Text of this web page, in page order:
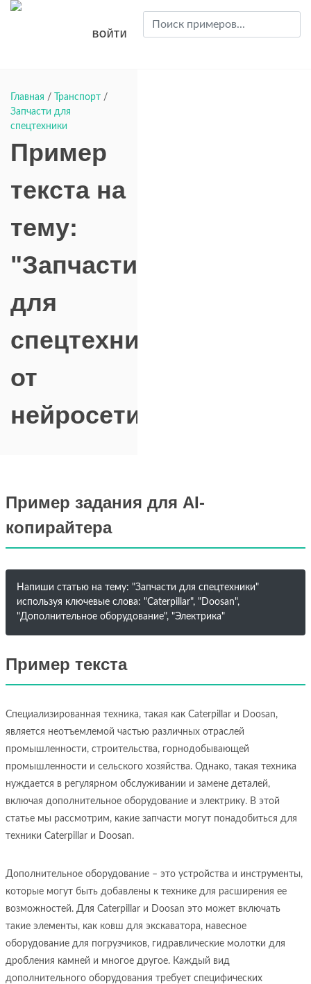
ВОЙТИ
Главная / Транспорт /
Запчасти для
спецтехники
Пример
текста на
тему:
"Запчасти
для
спецтехники"
от
нейросети
Пример задания для AI-
копирайтера
Напиши статью на тему: "Запчасти для спецтехники"
используя ключевые слова: "Caterpillar", "Doosan",
"Дополнительное оборудование", "Электрика"
Пример текста
Специализированная техника, такая как Caterpillar и Doosan,
является неотъемлемой частью различных отраслей
промышленности, строительства, горнодобывающей
промышленности и сельского хозяйства. Однако, такая техника
нуждается в регулярном обслуживании и замене деталей,
включая дополнительное оборудование и электрику. В этой
статье мы рассмотрим, какие запчасти могут понадобиться для
техники Caterpillar и Doosan.
Дополнительное оборудование – это устройства и инструменты,
которые могут быть добавлены к технике для расширения ее
возможностей. Для Caterpillar и Doosan это может включать
такие элементы, как ковш для экскаватора, навесное
оборудование для погрузчиков, гидравлические молотки для
дробления камней и многое другое. Каждый вид
дополнительного оборудования требует специфических